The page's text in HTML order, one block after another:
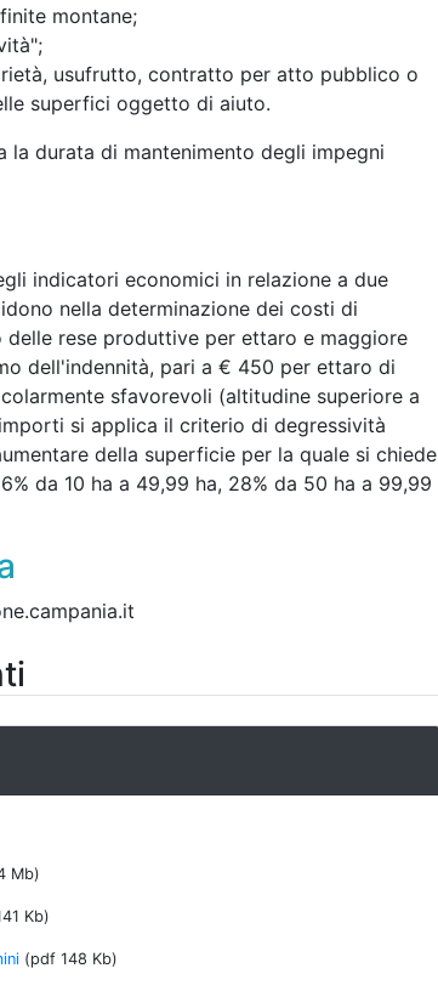
montane;
usufrutto, contratto per atto pubblico o
superfici oggetto di aiuto.
la durata di mantenimento degli impegni
indicatori economici in relazione a due
nella determinazione dei costi di
delle rese produttive per ettaro e maggiore
dell'indennità, pari a € 450 per ettaro di
sfavorevoli (altitudine superiore a
si applica il criterio di degressività
della superficie per la quale si chiede
da 10 ha a 49,99 ha, 28% da 50 ha a 99,99
Mb)
Kb)
(pdf 148 Kb)